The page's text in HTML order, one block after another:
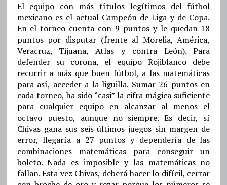
El equipo con más títulos legítimos del fútbol
mexicano es el actual Campeón de Liga y de Copa.
En el torneo cuenta con 9 puntos y le quedan 18
puntos por disputar (frente al Morelia, América,
Veracruz, Tijuana, Atlas y contra León). Para
defender su corona, el equipo Rojiblanco debe
recurrir a más que buen fútbol, a las matemáticas
para así, acceder a la liguilla. Sumar 26 puntos en
cada torneo, ha sido “casi” la cifra mágica suficiente
para cualquier equipo en alcanzar al menos el
octavo puesto, aunque no siempre. Es decir, sí
Chivas gana sus seis últimos juegos sin margen de
error, llegaría a 27 puntos y dependería de las
combinaciones matemáticas para conseguir un
boleto. Nada es imposible y las matemáticas no
fallan. Esta vez Chivas, deberá hacer lo difícil, cerrar